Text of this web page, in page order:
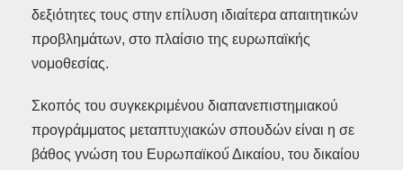
δεξιότητες τους στην επίλυση ιδιαίτερα απαιτητικών
προβλημάτων, στο πλαίσιο της ευρωπαϊκής
νομοθεσίας.
Σκοπός του συγκεκριμένου διαπανεπιστημιακού
προγράμματος μεταπτυχιακών σπουδών είναι η σε
βάθος γνώση του Ευρωπαϊκού́ Δικαίου, του δικαίου